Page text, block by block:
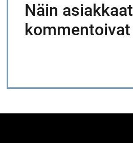
Näin asiakkaat
kommentoivat